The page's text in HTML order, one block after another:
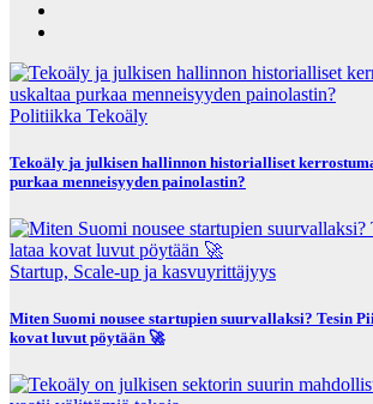
Politiikka Tekoäly
Tekoäly ja julkisen hallinnon historialliset
purkaa menneisyyden painolastin?
Startup, Scale-up ja kasvuyrittäjyys
Miten Suomi nousee startupien suurvallaksi? Tesin
kovat luvut pöytään 🚀